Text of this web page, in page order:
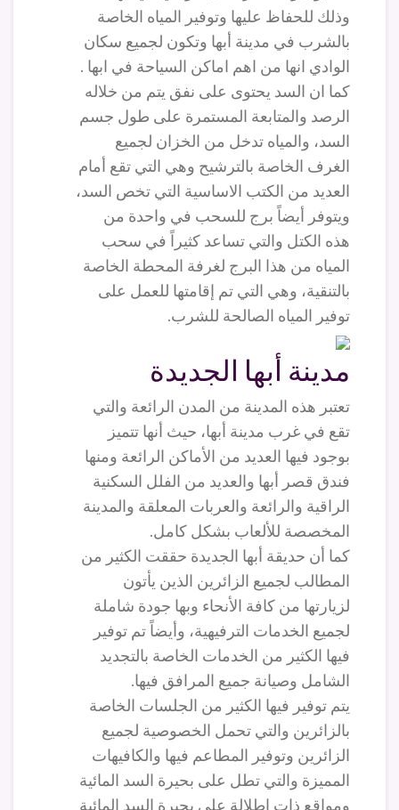
وذلك للحفاظ عليها وتوفير المياه الخاصة
بالشرب في مدينة أبها وتكون لجميع سكان
الوادي انها من اهم اماكن السياحة في ابها .
كما ان السد يحتوى على نفق يتم من خلاله
الرصد والمتابعة المستمرة على طول جسم
السد، والمياه تدخل من الخزان لجميع
الغرف الخاصة بالترشيح وهي التي تقع أمام
العديد من الكتب الاساسية التي تخص السد،
ويتوفر أيضاً برج للسحب في واحدة من
هذه الكتل والتي تساعد كثيراً في سحب
المياه من هذا البرج لغرفة المحطة الخاصة
بالتنقية، وهي التي تم إقامتها للعمل على
توفير المياه الصالحة للشرب.
مدينة أبها الجديدة
تعتبر هذه المدينة من المدن الرائعة والتي
تقع في غرب مدينة أبها، حيث أنها تتميز
بوجود فيها العديد من الأماكن الرائعة ومنها
فندق قصر أبها والعديد من الفلل السكنية
الراقية والرائعة والعربات المعلقة والمدينة
المخصصة للألعاب بشكل كامل.
كما أن حديقة أبها الجديدة حققت الكثير من
المطالب لجميع الزائرين الذين يأتون
لزيارتها من كافة الأنحاء وبها جودة شاملة
لجميع الخدمات الترفيهية، وأيضاً تم توفير
فيها الكثير من الخدمات الخاصة بالتجديد
الشامل وصيانة جميع المرافق فيها.
يتم توفير فيها الكثير من الجلسات الخاصة
بالزائرين والتي تحمل الخصوصية لجميع
الزائرين وتوفير المطاعم فيها والكافيهات
المميزة والتي تطل على بحيرة السد المائية
ومواقع ذات إطلالة على بحيرة السد المائية